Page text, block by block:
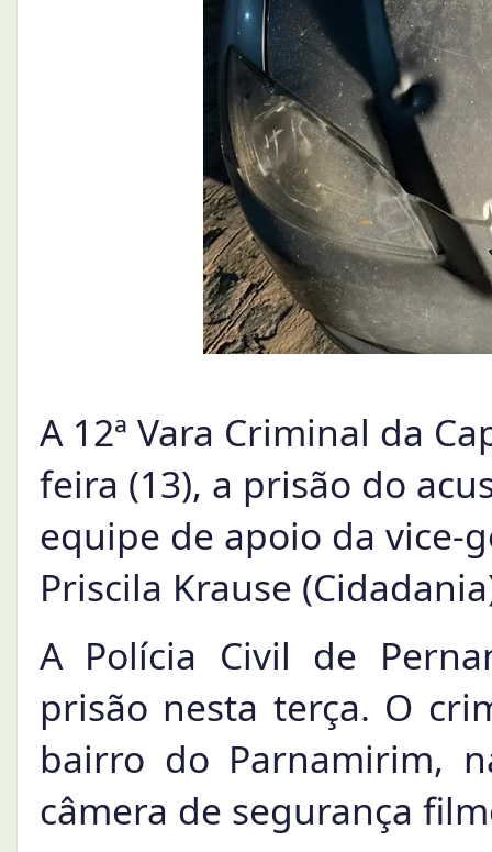
A 12ª Vara Criminal da
feira (13), a prisão do
equipe de apoio da vice-
Priscila Krause
A Polícia Civil de
prisão nesta terça. O
bairro do Parnamirim,
câmera de segurança